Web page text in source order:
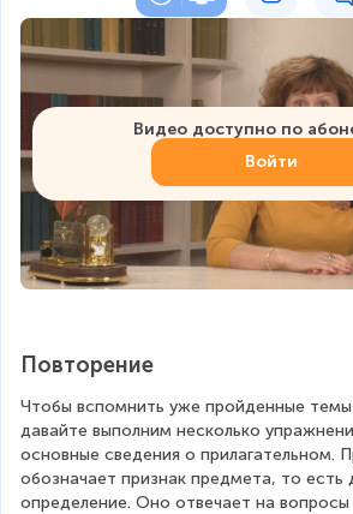
Видео доступно по
Войти
Повторение
Чтобы вспомнить уже пройденные темы
давайте выполним несколько
основные сведения о прилагательном.
обозначает признак предмета, то есть
определение. Оно отвечает на вопросы